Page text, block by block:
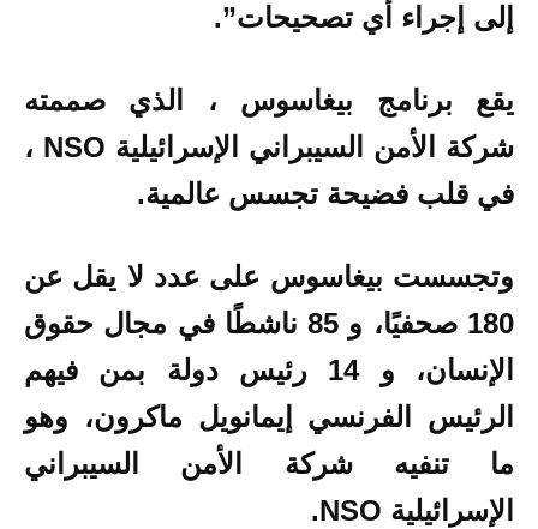
إلى إجراء أي تصحيحات”.
يقع برنامج بيغاسوس ، الذي صممته
شركة الأمن السيبراني الإسرائيلية NSO ،
في قلب فضيحة تجسس عالمية.
وتجسست بيغاسوس على عدد لا يقل عن
180 صحفيًا، و 85 ناشطًا في مجال حقوق
الإنسان، و 14 رئيس دولة بمن فيهم
الرئيس الفرنسي إيمانويل ماكرون، وهو
ما تنفيه شركة الأمن السيبراني
الإسرائيلية NSO.